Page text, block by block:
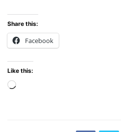
Share this:
Facebook
Like this: